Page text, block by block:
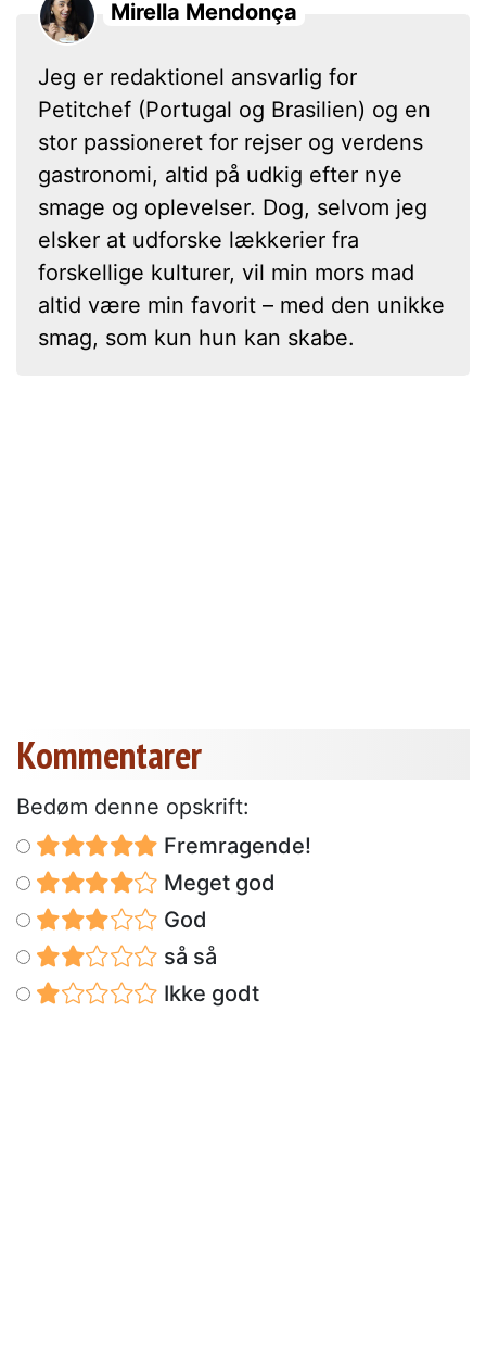
Mirella Mendonça
Jeg er redaktionel ansvarlig for
Petitchef (Portugal og Brasilien) og en
stor passioneret for rejser og verdens
gastronomi, altid på udkig efter nye
smage og oplevelser. Dog, selvom jeg
elsker at udforske lækkerier fra
forskellige kulturer, vil min mors mad
altid være min favorit – med den unikke
smag, som kun hun kan skabe.
Kommentarer
Bedøm denne opskrift:
Fremragende!
Meget god
God
så så
Ikke godt